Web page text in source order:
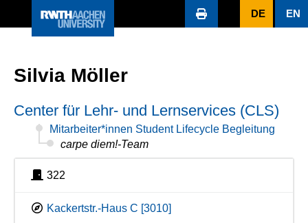
DE EN
Silvia Möller
Center für Lehr- und Lernservices (CLS)
Mitarbeiter*innen Student Lifecycle Begleitung
carpe diem!-Team
322
Kackertstr.-Haus C [3010]